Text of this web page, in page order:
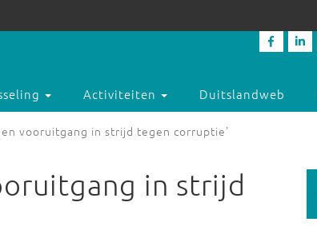
Activiteiten Duitslandweb
vooruitgang in strijd tegen corruptie'
in strijd